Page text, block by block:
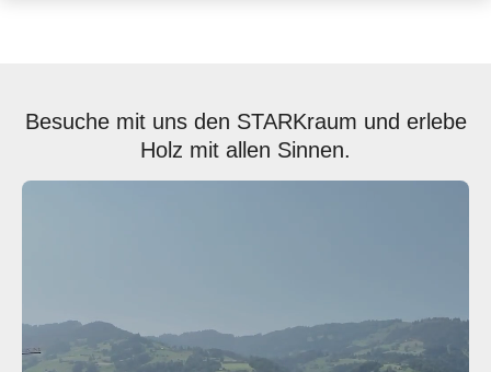
Besuche mit uns den STARKraum und erlebe
Holz mit allen Sinnen.